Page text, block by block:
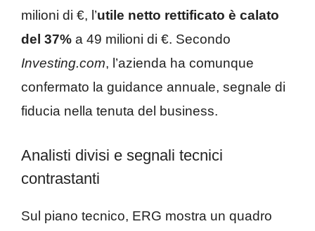
milioni di €, l’utile netto rettificato è calato
del 37% a 49 milioni di €. Secondo
Investing.com, l’azienda ha comunque
confermato la guidance annuale, segnale di
fiducia nella tenuta del business.
Analisti divisi e segnali tecnici
contrastanti
Sul piano tecnico, ERG mostra un quadro